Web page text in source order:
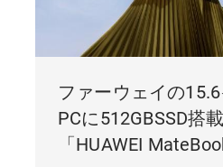
ファーウェイの
PCに512GBSSD搭
「HUAWEI